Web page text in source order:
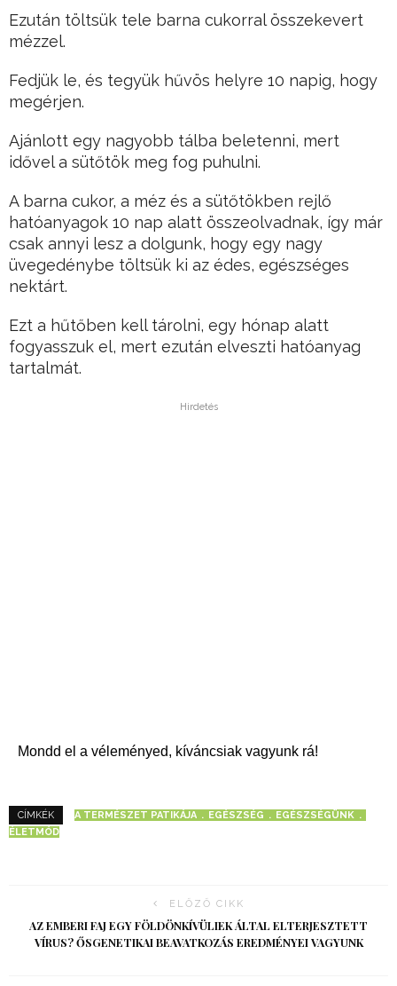
Ezután töltsük tele barna cukorral összekevert
mézzel.
Fedjük le, és tegyük hűvös helyre 10 napig, hogy
megérjen.
Ajánlott egy nagyobb tálba beletenni, mert
idővel a sütőtök meg fog puhulni.
A barna cukor, a méz és a sütőtökben rejlő
hatóanyagok 10 nap alatt összeolvadnak, így már
csak annyi lesz a dolgunk, hogy egy nagy
üvegedénybe töltsük ki az édes, egészséges
nektárt.
Ezt a hűtőben kell tárolni, egy hónap alatt
fogyasszuk el, mert ezután elveszti hatóanyag
tartalmát.
Hirdetés
Mondd el a véleményed, kíváncsiak vagyunk rá!
CÍMKÉK A TERMÉSZET PATIKÁJA EGÉSZSÉG
EGÉSZSÉGÜNK
ÉLETMÓD
ELŐZŐ CIKK
AZ EMBERI FAJ EGY FÖLDÖNKÍVÜLIEK ÁLTAL ELTERJESZTETT
VÍRUS? ŐSGENETIKAI BEAVATKOZÁS EREDMÉNYEI VAGYUNK